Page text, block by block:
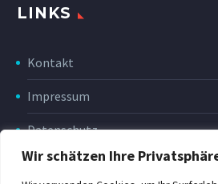
Wir schätzen Ihre
LINKS
Kontakt
Impressum
Datenschutz
Disclaimer